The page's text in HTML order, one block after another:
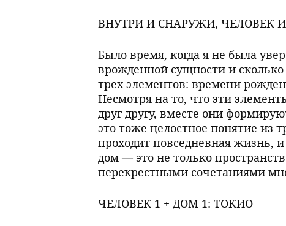
ВНУТРИ И СНАРУЖИ, ЧЕЛОВЕК
Было время, когда я не была
врожденной сущности и сколько
трех элементов: времени
Несмотря на то, что эти
друг другу, вместе они
это тоже целостное понятие из
проходит повседневная жизнь,
дом — это не только
перекрестными сочетаниями
ЧЕЛОВЕК 1 + ДОМ 1: ТОКИО